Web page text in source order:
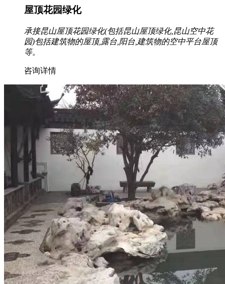
屋顶花园绿化
承接昆山屋顶花园绿化(包括昆山屋顶绿化,昆山空中花
园)包括建筑物的屋顶,露台,阳台,建筑物的空中平台屋顶
等。
咨询详情